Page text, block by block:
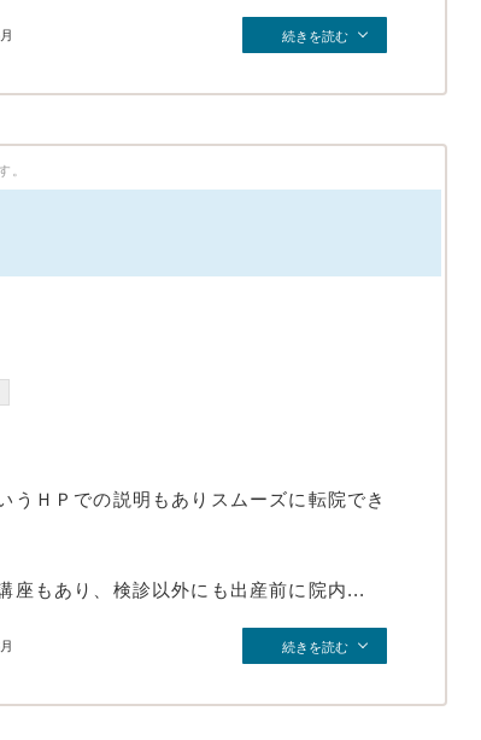
続きを読む
。
うＨＰでの説明もありスムーズに転院でき
座もあり、検診以外にも出産前に院内...
続きを読む